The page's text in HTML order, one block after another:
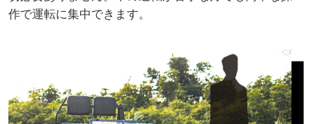
作で運転に集中できます。